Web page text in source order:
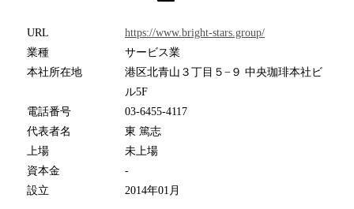
URL
https://www.bright-stars.group/
業種
サービス業
本社所在地
港区北青山３丁目５−９ 中央珈琲本社ビ
ル5F
電話番号
03-6455-4117
代表者名
東 篤志
上場
未上場
資本金
-
設立
2014年01月